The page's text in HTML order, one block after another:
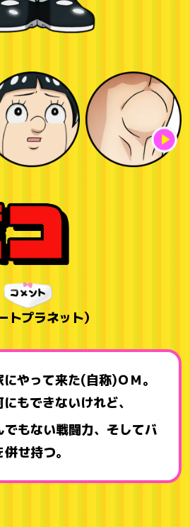
置鮎龍太郎 武内駿輔
平塚紗依 後藤恵里菜
トプラネット）
やって来た(自称)ＯＭ。
もできないけれど、
もない戦闘力、そしてバ
せ持つ。